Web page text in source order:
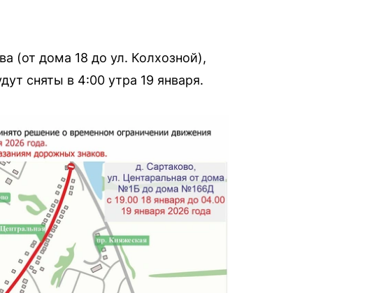
(от дома 18 до ул. Колхозной),
сняты в 4:00 утра 19 января.